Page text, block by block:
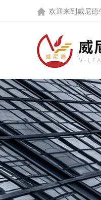
欢迎来到 威尼德